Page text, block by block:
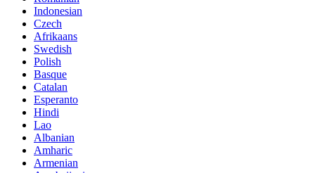
Indonesian
Czech
Afrikaans
Swedish
Polish
Basque
Catalan
Esperanto
Hindi
Lao
Albanian
Amharic
Armenian